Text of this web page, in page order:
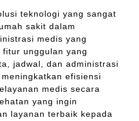
teknologi yang sangat
sakit dalam
medis yang
unggulan yang
jadwal, dan administrasi
efisiensi
medis secara
yang ingin
layanan terbaik kepada